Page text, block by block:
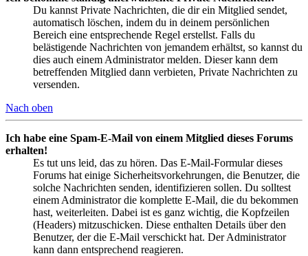
Du kannst Private Nachrichten, die dir ein Mitglied sendet,
automatisch löschen, indem du in deinem persönlichen
Bereich eine entsprechende Regel erstellst. Falls du
belästigende Nachrichten von jemandem erhältst, so kannst du
dies auch einem Administrator melden. Dieser kann dem
betreffenden Mitglied dann verbieten, Private Nachrichten zu
versenden.
Nach oben
Ich habe eine Spam-E-Mail von einem Mitglied dieses Forums
erhalten!
Es tut uns leid, das zu hören. Das E-Mail-Formular dieses
Forums hat einige Sicherheitsvorkehrungen, die Benutzer, die
solche Nachrichten senden, identifizieren sollen. Du solltest
einem Administrator die komplette E-Mail, die du bekommen
hast, weiterleiten. Dabei ist es ganz wichtig, die Kopfzeilen
(Headers) mitzuschicken. Diese enthalten Details über den
Benutzer, der die E-Mail verschickt hat. Der Administrator
kann dann entsprechend reagieren.